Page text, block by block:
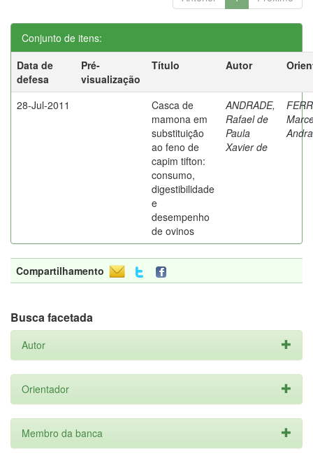
Conjunto de itens:
Data de
defesa
Pré-
visualização
Título Autor
28-Jul-2011
Casca de
mamona em
substituição
ao feno de
capim tifton:
consumo,
digestibilidade
e
desempenho
de ovinos
ANDRADE,
Rafael de
Paula
Xavier de
Compartilhamento
Busca facetada
Autor
Orientador
Membro da banca